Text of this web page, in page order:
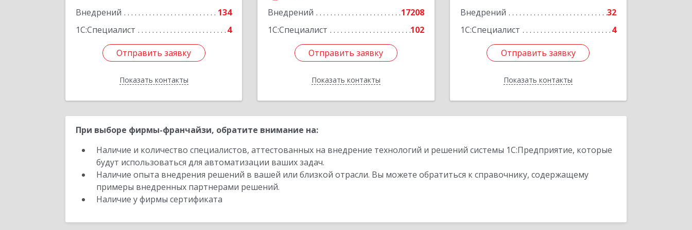
Внедрений
134
1С:Специалист
4
Отправить заявку
Показать контакты
Отправить заявку
Назад
Внедрений
17208
1С:Специалист
102
Отправить заявку
Показать контакты
Отправить заявку
Назад
Внедрений
32
1С:Специалист
4
Отправить заявку
Показать контакты
Отправить заявку
Назад
При выборе фирмы-франчайзи, обратите внимание на:
Наличие и количество специалистов, аттестованных на внедрение технологий и решений системы 1С:Предприятие, которые
будут использоваться для автоматизации ваших задач.
Наличие опыта внедрения решений в вашей или близкой отрасли. Вы можете обратиться к справочнику, содержащему
примеры внедренных партнерами решений.
Наличие у фирмы сертификата